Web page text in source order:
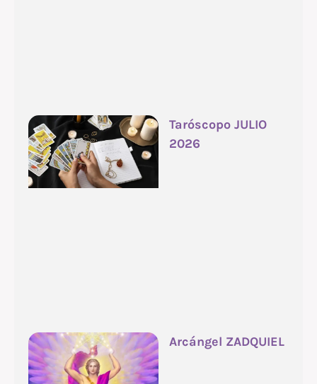
Taróscopo JULIO
2026
Arcángel ZADQUIEL